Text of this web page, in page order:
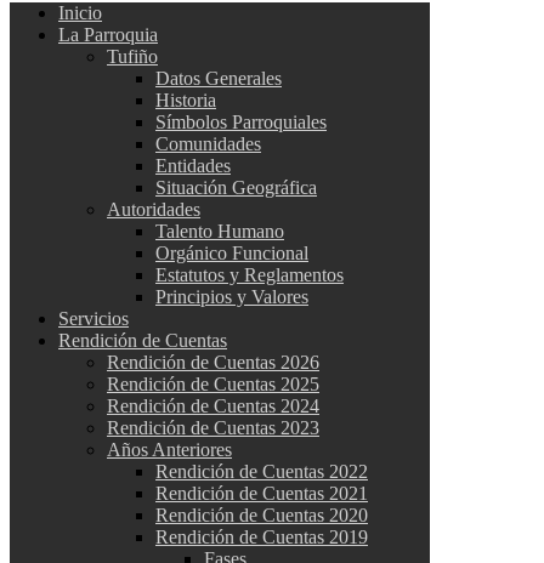
Inicio
La Parroquia
Tufiño
Datos Generales
Historia
Símbolos Parroquiales
Comunidades
Entidades
Situación Geográfica
Autoridades
Talento Humano
Orgánico Funcional
Estatutos y Reglamentos
Principios y Valores
Servicios
Rendición de Cuentas
Rendición de Cuentas 2026
Rendición de Cuentas 2025
Rendición de Cuentas 2024
Rendición de Cuentas 2023
Años Anteriores
Rendición de Cuentas 2022
Rendición de Cuentas 2021
Rendición de Cuentas 2020
Rendición de Cuentas 2019
Fases